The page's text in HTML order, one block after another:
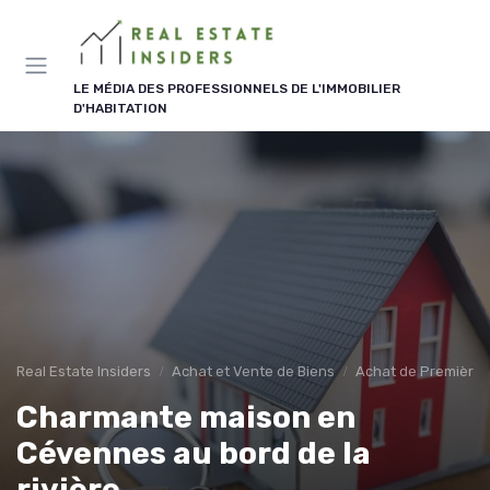
LE MÉDIA DES PROFESSIONNELS DE L'IMMOBILIER
D'HABITATION
Real Estate Insiders Achat et Vente de Biens Achat de Première
Charmante maison en
Cévennes au bord de la